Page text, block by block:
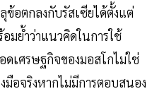
ข้อตกลงกับรัสเซียได้ตั้งแต่
มย้ำว่าแนวคิดในการใช้
เศรษฐกิจของมอสโกไม่ใช่
มือจริงหากไม่มีการตอบสนอง